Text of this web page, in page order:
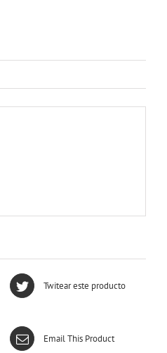
Twitear este producto
Email This Product